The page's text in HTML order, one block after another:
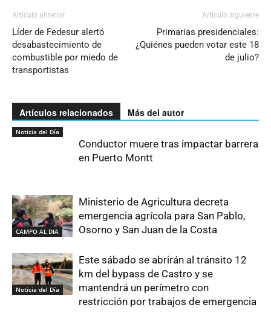
Artículo anterior
Líder de Fedesur alertó
desabastecimiento de
combustible por miedo de
transportistas
Artículo siguiente
Primarias presidenciales:
¿Quiénes pueden votar este 18
de julio?
Artículos relacionados Más del autor
Noticia del Día
Conductor muere tras impactar barrera
en Puerto Montt
CAMPO AL DIA
Ministerio de Agricultura decreta
emergencia agrícola para San Pablo,
Osorno y San Juan de la Costa
Noticia del Día
Este sábado se abrirán al tránsito 12
km del bypass de Castro y se
mantendrá un perímetro con
restricción por trabajos de emergencia